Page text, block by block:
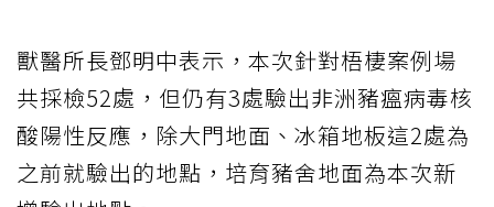
獸醫所長鄧明中表示，本次針對梧棲案例場
共採檢52處，但仍有3處驗出非洲豬瘟病毒核
酸陽性反應，除大門地面、冰箱地板這2處為
之前就驗出的地點，培育豬舍地面為本次新